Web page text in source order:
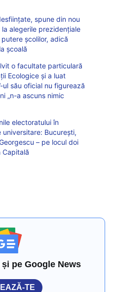
spune din nou
la alegerile prezidențiale
școlilor, adică
școală
o facultate particulară
Ecologice și a luat
ul său oficial nu figurează
„n-a ascuns nimic
electoratului în
București,
– pe locul doi
Capitală
pe Google News
TE